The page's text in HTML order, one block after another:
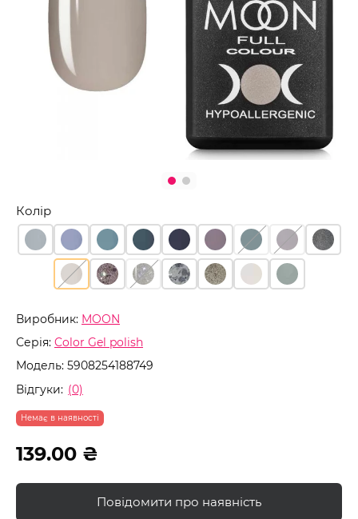
Виробник: MOON
Серія: Color Gel polish
Модель: 5908254188749
Відгуки: (0)
Немає в наявності
Колір
139.00 ₴
Повідомити про наявність